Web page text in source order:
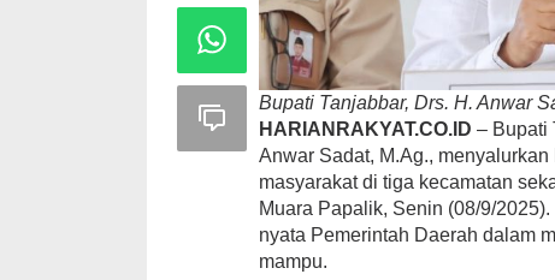
Bupati Tanjabbar, Drs. H. Anwar
HARIANRAKYAT.CO.ID – Bupati
Anwar Sadat, M.Ag.,
masyarakat di tiga kecamatan
Muara Papalik, Senin (08/9/
nyata Pemerintah Daerah dalam
mampu.